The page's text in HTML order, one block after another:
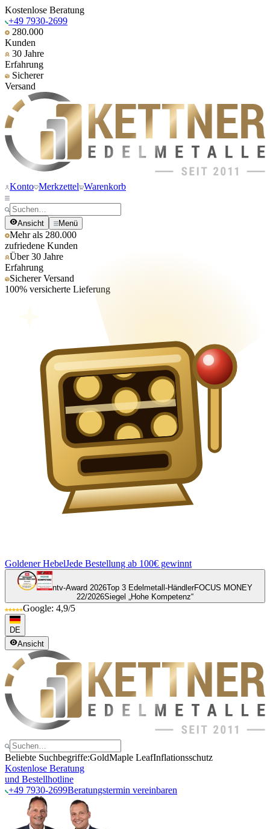
Kostenlose Beratung
+49 7930-2699
280.000
Kunden
30 Jahre
Erfahrung
Sicherer
Versand
Konto Merkzettel Warenkorb
Ansicht Menü
Mehr als 280.000
zufriedene Kunden
Über 30 Jahre
Erfahrung
Sicherer Versand
100% versicherte Lieferung
Goldener HebelJede Bestellung ab 100€ gewinnt
ntv-Award 2026Top 3 Edelmetall-HändlerFOCUS MONEY
22/2026Siegel „Hohe Kompetenz“
Google: 4,9/5
DE
Ansicht
Beliebte Suchbegriffe:GoldMaple LeafInflationsschutz
Kostenlose Beratung
und Bestellhotline
+49 7930-2699Beratungstermin vereinbaren